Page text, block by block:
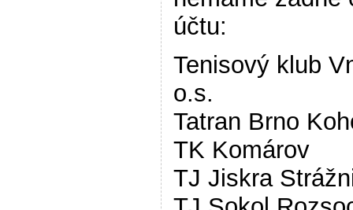
účtu:
Tenisový klub
o.s.
Tatran Brno
TK Komárov
TJ Jiskra